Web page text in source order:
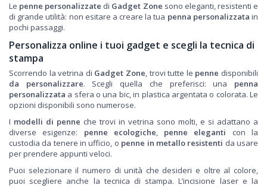
Le penne personalizzate di Gadget Zone sono eleganti, resistenti e
di grande utilità: non esitare a creare la tua penna personalizzata in
pochi passaggi.
Personalizza online i tuoi gadget e scegli la tecnica di
stampa
Scorrendo la vetrina di Gadget Zone, trovi tutte le penne disponibili
da personalizzare. Scegli quella che preferisci: una penna
personalizzata a sfera o una bic, in plastica argentata o colorata. Le
opzioni disponibili sono numerose.
I modelli di penne che trovi in vetrina sono molti, e si adattano a
diverse esigenze: penne ecologiche, penne eleganti con la
custodia da tenere in ufficio, o penne in metallo resistenti da usare
per prendere appunti veloci.
Puoi selezionare il numero di unità che desideri e oltre al colore,
puoi scegliere anche la tecnica di stampa. L’incisione laser e la